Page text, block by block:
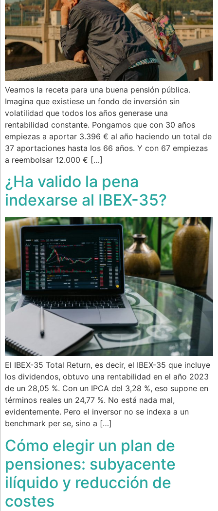
Veamos la receta para una buena pensión pública.
Imagina que existiese un fondo de inversión sin
volatilidad que todos los años generase una
rentabilidad constante. Pongamos que con 30 años
empiezas a aportar 3.396 € al año haciendo un total de
37 aportaciones hasta los 66 años. Y con 67 empiezas
a reembolsar 12.000 € […]
¿Ha valido la pena
indexarse al IBEX-35?
El IBEX-35 Total Return, es decir, el IBEX-35 que incluye
los dividendos, obtuvo una rentabilidad en el año 2023
de un 28,05 %. Con un IPCA del 3,28 %, eso supone en
términos reales un 24,77 %. No está nada mal,
evidentemente. Pero el inversor no se indexa a un
benchmark per se, sino a […]
Cómo elegir un plan de
pensiones: subyacente
ilíquido y reducción de
costes